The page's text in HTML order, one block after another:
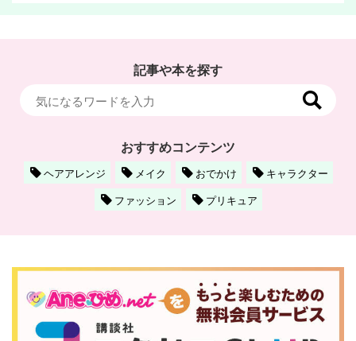
記事や本を探す
おすすめコンテンツ
ヘアアレンジ メイク おでかけ
キャラクター
ファッション
プリキュア